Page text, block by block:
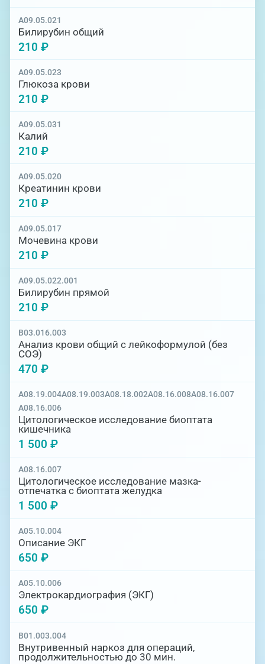
A09.05.021
Билирубин общий
210 ₽
A09.05.023
Глюкоза крови
210 ₽
A09.05.031
Калий
210 ₽
A09.05.020
Креатинин крови
210 ₽
A09.05.017
Мочевина крови
210 ₽
A09.05.022.001
Билирубин прямой
210 ₽
B03.016.003
Анализ крови общий с лейкоформулой (без
СОЭ)
470 ₽
A08.19.004A08.19.003A08.18.002A08.16.008A08.16.007
A08.16.006
Цитологическое исследование биоптата
кишечника
1 500 ₽
A08.16.007
Цитологическое исследование мазка-
отпечатка с биоптата желудка
1 500 ₽
A05.10.004
Описание ЭКГ
650 ₽
A05.10.006
Электрокардиография (ЭКГ)
650 ₽
B01.003.004
Внутривенный наркоз для операций,
продолжительностью до 30 мин.